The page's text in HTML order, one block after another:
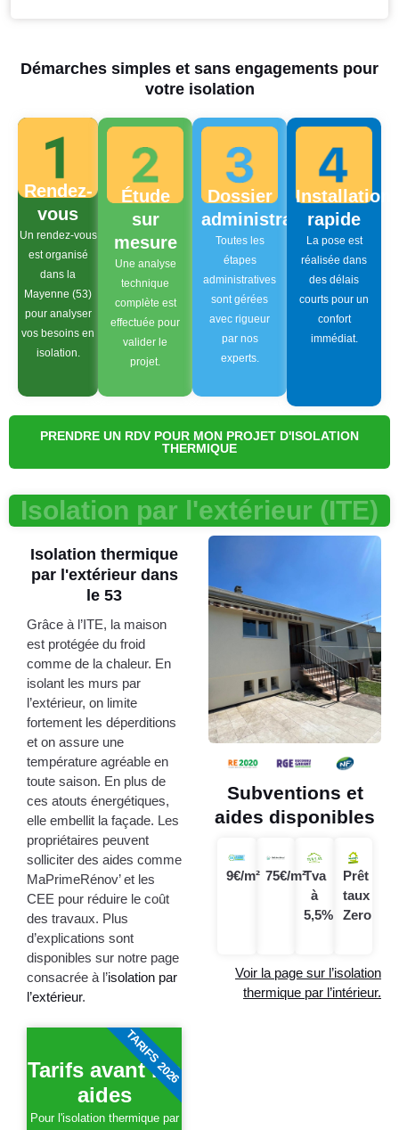
Démarches simples et sans engagements pour
votre isolation
Rendez-
vous
Un rendez-vous
est organisé
dans la
Mayenne (53)
pour analyser
vos besoins en
isolation.
Étude
sur
mesure
Une analyse
technique
complète est
effectuée pour
valider le
projet.
Dossier
administratif
Toutes les
étapes
administratives
sont gérées
avec rigueur
par nos
experts.
Installation
rapide
La pose est
réalisée dans
des délais
courts pour un
confort
immédiat.
PRENDRE UN RDV POUR MON PROJET D'ISOLATION
THERMIQUE
Isolation par l'extérieur (ITE)
Isolation thermique
par l'extérieur dans
le 53
Grâce à l’ITE, la maison
est protégée du froid
comme de la chaleur. En
isolant les murs par
l’extérieur, on limite
fortement les déperditions
et on assure une
température agréable en
toute saison. En plus de
ces atouts énergétiques,
elle embellit la façade. Les
propriétaires peuvent
solliciter des aides comme
MaPrimeRénov’ et les
CEE pour réduire le coût
des travaux. Plus
d’explications sont
disponibles sur notre page
consacrée à l’isolation par
l’extérieur.
Tarifs avant les
aides
Pour l'isolation thermique par
TARIFS 2026
Subventions et
aides disponibles
9€/m² 75€/m²Tva
à
5,5%
Prêt
taux
Zero
Voir la page sur l’isolation
thermique par l’intérieur.